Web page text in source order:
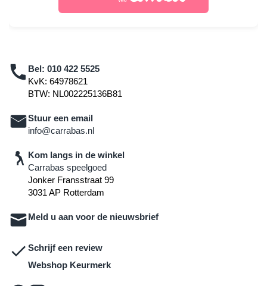
Bel: 010 422 5525
KvK: 64978621
BTW: NL002225136B81
Stuur een email
info@carrabas.nl
Kom langs in de winkel
Carrabas speelgoed
Jonker Fransstraat 99
3031 AP Rotterdam
Meld u aan voor de nieuwsbrief
Schrijf een review
Webshop Keurmerk